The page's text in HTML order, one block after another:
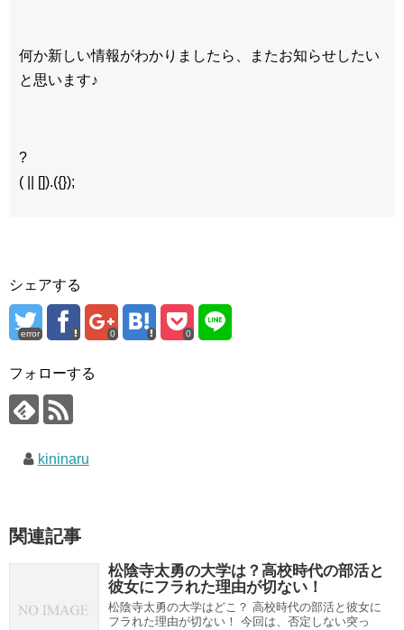
何か新しい情報がわかりましたら、またお知らせしたい
と思います♪
?
( || []).({});
シェアする
error 0 0
フォローする
kininaru
関連記事
松陰寺太勇の大学は？高校時代の部活と
彼女にフラれた理由が切ない！
松陰寺太勇の大学はどこ？ 高校時代の部活と彼女に
フラれた理由が切ない！ 今回は、否定しない突っ